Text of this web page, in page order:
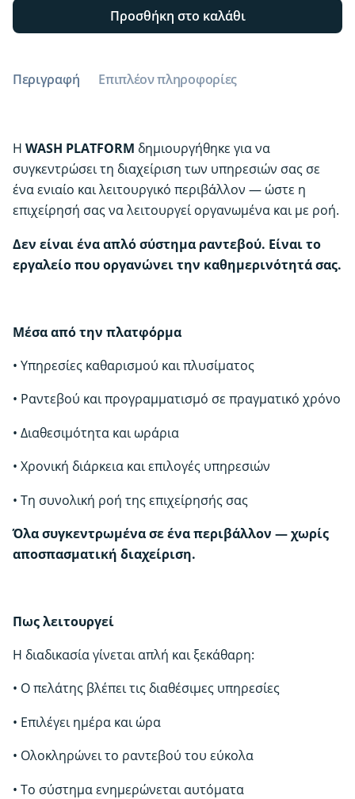
Όταν
οι
και
προγραμματισμό,
ταχύτητα
και
συνέπεια.
Προσθήκη στο καλάθι
Περιγραφή Επιπλέον πληροφορίες
Η WASH PLATFORM δημιουργήθηκε για να
συγκεντρώσει τη διαχείριση των υπηρεσιών σας σε
ένα ενιαίο και λειτουργικό περιβάλλον — ώστε η
επιχείρησή σας να λειτουργεί οργανωμένα και με ροή.
Δεν είναι ένα απλό σύστημα ραντεβού. Είναι το
εργαλείο που οργανώνει την καθημερινότητά σας.
Μέσα από την πλατφόρμα
• Υπηρεσίες καθαρισμού και πλυσίματος
• Ραντεβού και προγραμματισμό σε πραγματικό χρόνο
• Διαθεσιμότητα και ωράρια
• Χρονική διάρκεια και επιλογές υπηρεσιών
• Τη συνολική ροή της επιχείρησής σας
Όλα συγκεντρωμένα σε ένα περιβάλλον — χωρίς
αποσπασματική διαχείριση.
Πως λειτουργεί
Η διαδικασία γίνεται απλή και ξεκάθαρη:
• Ο πελάτης βλέπει τις διαθέσιμες υπηρεσίες
• Επιλέγει ημέρα και ώρα
• Ολοκληρώνει το ραντεβού του εύκολα
• Το σύστημα ενημερώνεται αυτόματα